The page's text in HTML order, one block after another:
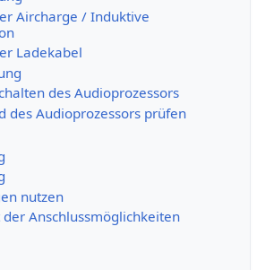
Aircharge / Induktive
Ladekabel
des Audioprozessors
des Audioprozessors prüfen
nutzen
der Anschlussmöglichkeiten